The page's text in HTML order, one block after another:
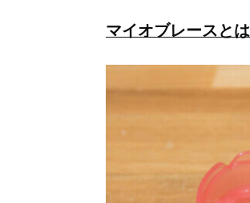
マイオブレースとは